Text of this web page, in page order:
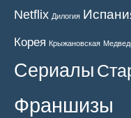
Netflix Дилогия
Корея Крыжановская
Сериалы
Франшизы